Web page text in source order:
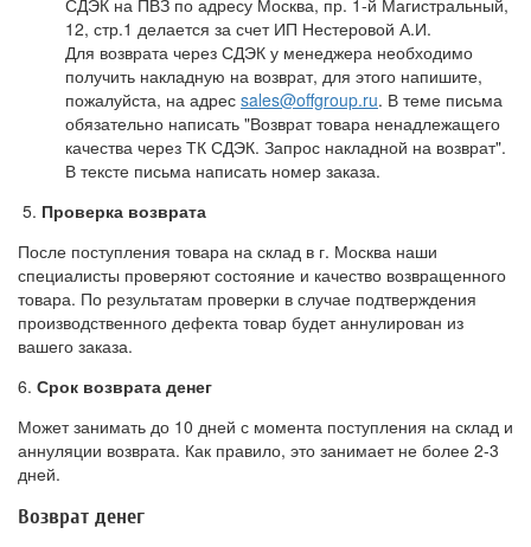
СДЭК на ПВЗ по адресу Москва, пр. 1-й Магистральный,
12, стр.1 делается за счет ИП Нестеровой А.И.
Для возврата через СДЭК у менеджера необходимо
получить накладную на возврат, для этого напишите,
пожалуйста, на адрес sales@offgroup.ru. В теме письма
обязательно написать "Возврат товара ненадлежащего
качества через ТК СДЭК. Запрос накладной на возврат".
В тексте письма написать номер заказа.
5. Проверка возврата
После поступления товара на склад в г. Москва наши
специалисты проверяют состояние и качество возвращенного
товара. По результатам проверки в случае подтверждения
производственного дефекта товар будет аннулирован из
вашего заказа.
6. Срок возврата денег
Может занимать до 10 дней с момента поступления на склад и
аннуляции возврата. Как правило, это занимает не более 2-3
дней.
Возврат денег